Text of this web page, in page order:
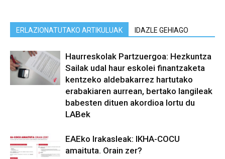
ERLAZIONATUTAKO ARTIKULUAK IDAZLE GEHIAGO
Haurreskolak Partzuergoa: Hezkuntza
Sailak udal haur eskolei finantzaketa
kentzeko aldebakarrez hartutako
erabakiaren aurrean, bertako langileak
babesten dituen akordioa lortu du
LABek
EAEko Irakasleak: IKHA-COCU
amaituta. Orain zer?